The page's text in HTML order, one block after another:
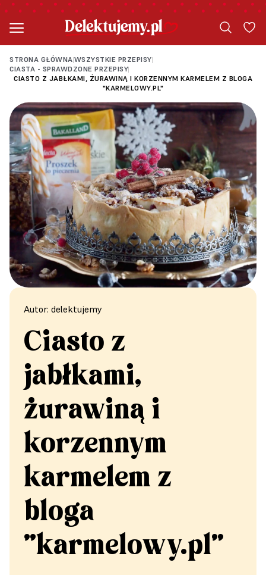
STRONA GŁÓWNA|WSZYSTKIE PRZEPISY|
CIASTA - SPRAWDZONE PRZEPISY|
CIASTO Z JABŁKAMI, ŻURAWINĄ I KORZENNYM KARMELEM Z BLOGA
"KARMELOWY.PL"
Autor: delektujemy
Ciasto z
jabłkami,
żurawiną i
korzennym
karmelem z
bloga
"karmelowy.pl"